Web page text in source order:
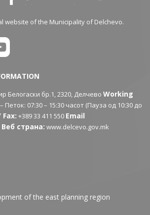
website of the Municipality of Delchevo.
Белогаски бр.1, 2320, ДелчевоWorking
Петок: 07:30 – 15:30 часот (Пауза од 10:30 до
Fax: +389 33 411 550 Email
Веб страна: www.delcevo.gov.mk
of the east planning region